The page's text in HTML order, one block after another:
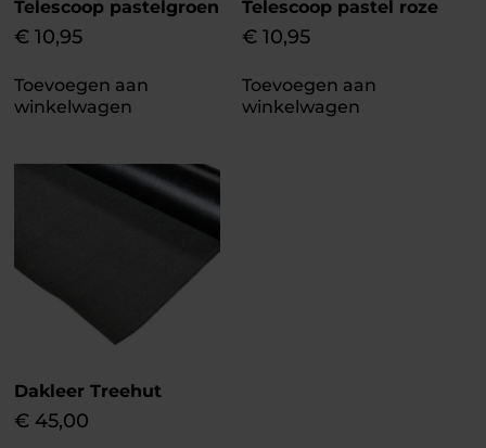
Telescoop pastelgroen
€ 10,95
Toevoegen aan
winkelwagen
Telescoop pastel roze
€ 10,95
Toevoegen aan
winkelwagen
Dakleer Treehut
€ 45,00